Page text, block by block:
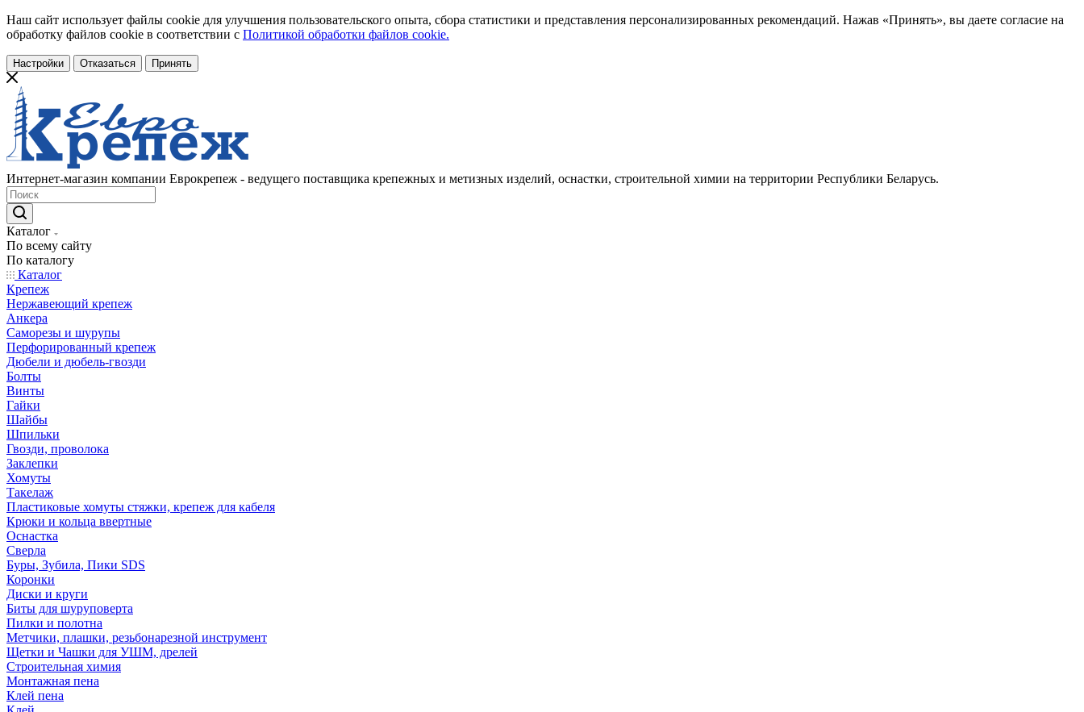
Наш сайт использует файлы cookie для улучшения пользовательского опыта, сбора статистики и представления персонализированных рекомендаций. Нажав «Принять», вы даете согласие на
обработку файлов cookie в соответствии с Политикой обработки файлов cookie.
Настройки Отказаться Принять
Интернет-магазин компании Еврокрепеж - ведущего поставщика крепежных и метизных изделий, оснастки, строительной химии на территории Республики Беларусь.
Каталог
По всему сайту
По каталогу
Каталог
Крепеж
Нержавеющий крепеж
Анкера
Саморезы и шурупы
Перфорированный крепеж
Дюбели и дюбель-гвозди
Болты
Винты
Гайки
Шайбы
Шпильки
Гвозди, проволока
Заклепки
Хомуты
Такелаж
Пластиковые хомуты стяжки, крепеж для кабеля
Крюки и кольца ввертные
Оснастка
Сверла
Буры, Зубила, Пики SDS
Коронки
Диски и круги
Биты для шуруповерта
Пилки и полотна
Метчики, плашки, резьбонарезной инструмент
Щетки и Чашки для УШМ, дрелей
Строительная химия
Монтажная пена
Клей пена